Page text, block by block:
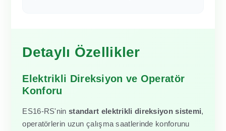
Detaylı Özellikler
Elektrikli Direksiyon ve Operatör
Konforu
ES16-RS'nin standart elektrikli direksiyon sistemi,
operatörlerin uzun çalışma saatlerinde konforunu